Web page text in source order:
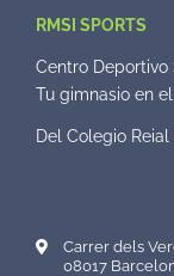
RMSI SPORTS
Centro Deportivo
Tu gimnasio en
Del Colegio
Carrer dels
08017